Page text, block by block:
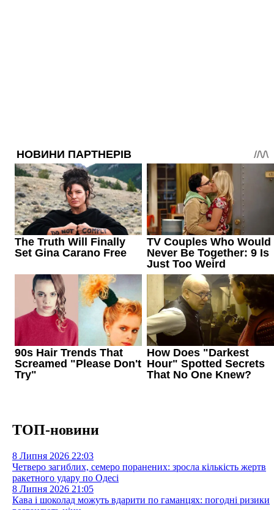
ТОП-новини
8 Липня 2026 22:03
Четверо загиблих, семеро поранених: зросла кількість жертв
ракетного удару по Одесі
8 Липня 2026 21:05
Кава і шоколад можуть вдарити по гаманцях: погодні ризики